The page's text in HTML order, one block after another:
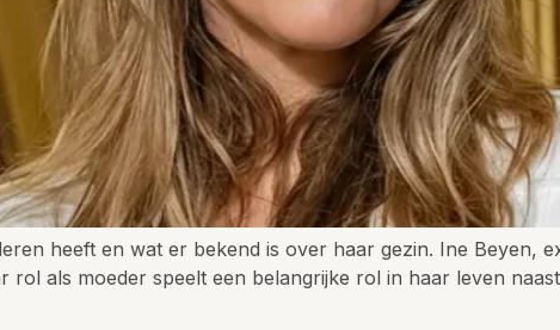
heeft en wat er bekend is over haar gezin. Ine Beyen,
rol als moeder speelt een belangrijke rol in haar leven